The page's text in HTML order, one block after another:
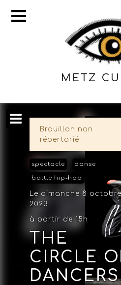
METZ
Brouillon non
répertorié
spectacle danse
battle hip-hop
Le dimanche 8
2023
à partir de 15h
THE
CIRCLE
DANCERS